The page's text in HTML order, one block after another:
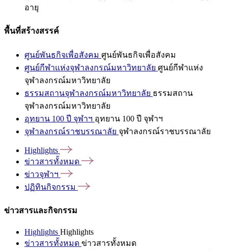
อายุ
พื้นที่สร้างสรรค์
ศูนย์พันธกิจเพื่อสังคม ศูนย์พันธกิจเพื่อสังคม
ศูนย์กีฬาแห่งจุฬาลงกรณ์มหาวิทยาลัย ศูนย์กีฬาแห่ง
จุฬาลงกรณ์มหาวิทยาลัย
ธรรมสถานจุฬาลงกรณ์มหาวิทยาลัย ธรรมสถาน
จุฬาลงกรณ์มหาวิทยาลัย
อุทยาน 100 ปี จุฬาฯ อุทยาน 100 ปี จุฬาฯ
จุฬาลงกรณ์ราชบรรณาลัย จุฬาลงกรณ์ราชบรรณาลัย
Highlights
ข่าวสารทั้งหมด
ข่าวจุฬาฯ
ปฏิทินกิจกรรม
ข่าวสารและกิจกรรม
Highlights Highlights
ข่าวสารทั้งหมด ข่าวสารทั้งหมด